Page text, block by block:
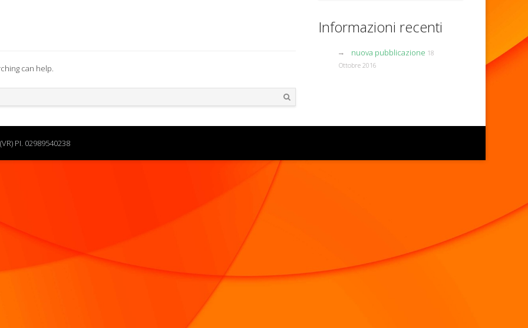
can help.
Informazioni recenti
nuova pubblicazione 18
Ottobre 2016
PI. 02989540238